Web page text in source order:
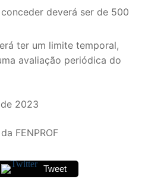
deverá ser de 500
ter um limite temporal,
avaliação periódica do
2023
FENPROF
Tweet